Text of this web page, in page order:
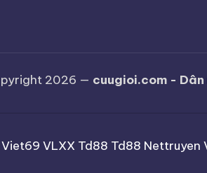
2026 — cuugioi.com -
Viet69 VLXX Td88 Td88 Nettruyen